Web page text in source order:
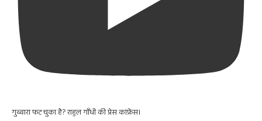
गुब्बारा फट चुका है? राहुल गाँधी की प्रेस कांफ्रेंस।